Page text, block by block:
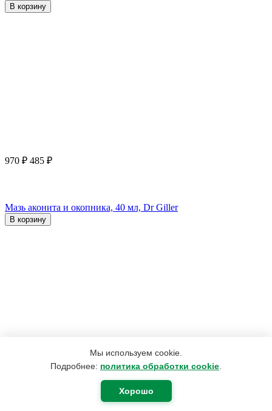
Мы используем cookie.
Подробнее: политика обработки cookie
Хорошо
В корзину
970 ₽ 485 ₽
Мазь аконита и окопника, 40 мл, Dr Giller
В корзину